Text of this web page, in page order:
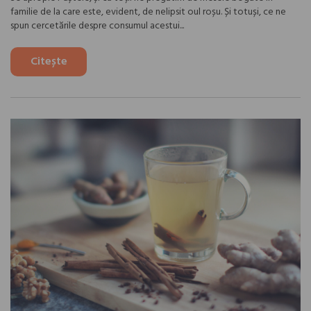
familie de la care este, evident, de nelipsit oul roșu. Și totuși, ce ne
spun cercetările despre consumul acestui...
Citește